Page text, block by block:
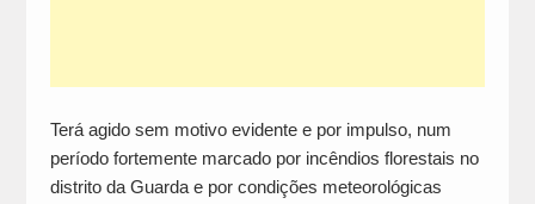
Terá agido sem motivo evidente e por impulso, num
período fortemente marcado por incêndios florestais no
distrito da Guarda e por condições meteorológicas